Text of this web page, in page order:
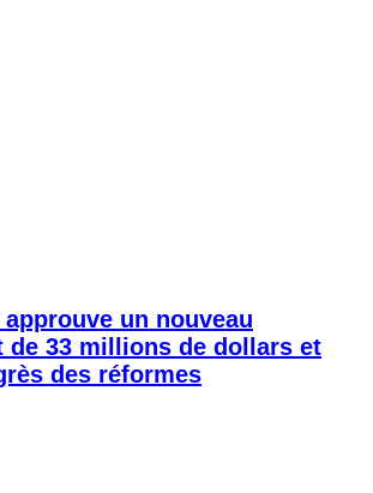
un nouveau
de 33 millions de dollars et
des réformes